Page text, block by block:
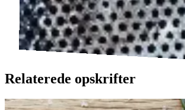
Relaterede opskrifter